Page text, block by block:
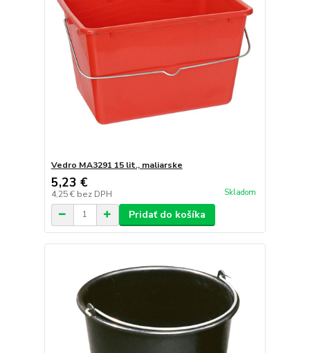
Vedro MA3291 15 lit., maliarske
5,23 €
4,25 € bez DPH Skladom
Pridať do košíka